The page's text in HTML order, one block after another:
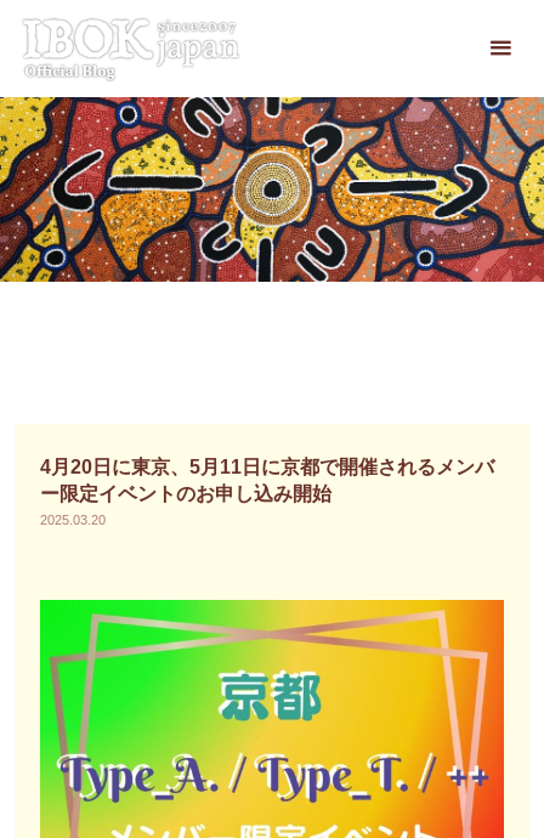
ツ
へ
ス
キ
ッ
プ
4月20日に東京、5月11日に京都で開催されるメンバ
ー限定イベントのお申し込み開始
2025.03.20